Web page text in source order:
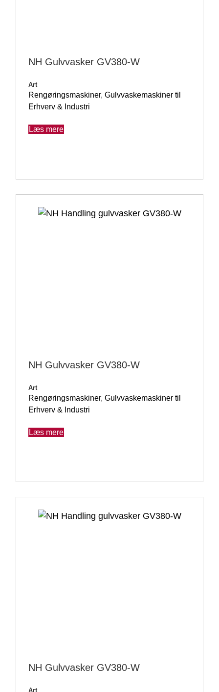
NH Gulvvasker GV380-W
Art
Rengøringsmaskiner,Gulvvaskemaskiner til
Erhverv & Industri
Læs mere
NH Gulvvasker GV380-W
Art
Rengøringsmaskiner,Gulvvaskemaskiner til
Erhverv & Industri
Læs mere
NH Gulvvasker GV380-W
Art